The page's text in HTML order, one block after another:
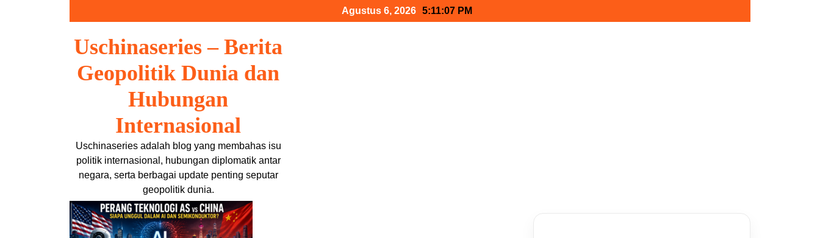
Agustus 6, 2026 5:11:08 PM
Uschinaseries – Berita
Geopolitik Dunia dan
Hubungan
Internasional
Uschinaseries adalah blog yang membahas isu
politik internasional, hubungan diplomatik antar
negara, serta berbagai update penting seputar
geopolitik dunia.